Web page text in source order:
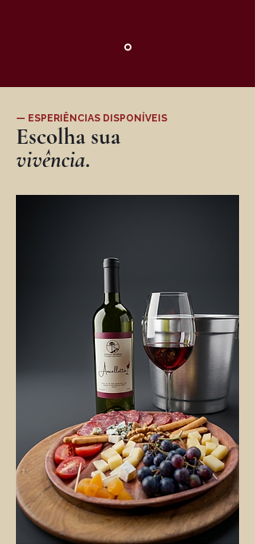
— ESPERIÊNCIAS DISPONÍVEIS
Escolha sua
vivência.